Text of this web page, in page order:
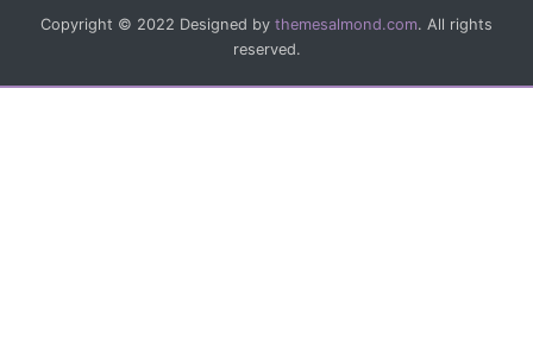
Copyright © 2022 Designed by themesalmond.com. All rights
reserved.